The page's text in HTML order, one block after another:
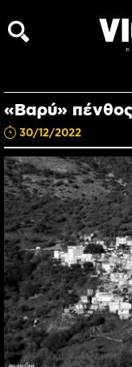
«Βαρύ»
30/12/2022